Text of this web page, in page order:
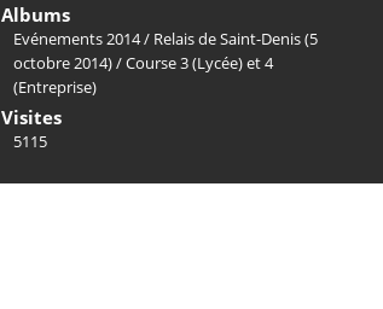
Albums
Evénements 2014/ Relais de Saint-Denis (5
octobre 2014)/Course 3 (Lycée) et 4
(Entreprise)
Visites
5115